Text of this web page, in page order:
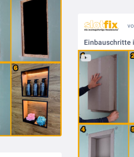
Einbauschritte